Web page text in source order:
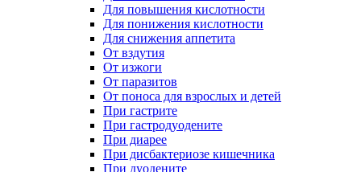
Для повышения кислотности
Для понижения кислотности
Для снижения аппетита
От вздутия
От изжоги
От паразитов
От поноса для взрослых и детей
При гастрите
При гастродуодените
При диарее
При дисбактериозе кишечника
При дуодените